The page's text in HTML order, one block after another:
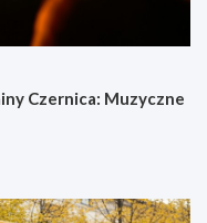
Czernica: Muzyczne